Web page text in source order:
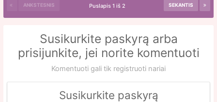
ANKSTESNIS SEKANTIS
Puslapis 1 iš 2
Susikurkite paskyrą arba
prisijunkite, jei norite komentuoti
Komentuoti gali tik registruoti nariai
Susikurkite paskyrą